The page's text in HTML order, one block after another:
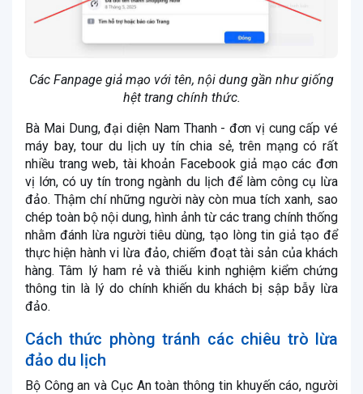
Các Fanpage giả mạo với tên, nội dung gần như giống
hệt trang chính thức.
Bà Mai Dung, đại diện Nam Thanh - đơn vị cung cấp vé
máy bay, tour du lịch uy tín chia sẻ, trên mạng có rất
nhiều trang web, tài khoản Facebook giả mạo các đơn
vị lớn, có uy tín trong ngành du lịch để làm công cụ lừa
đảo. Thậm chí những người này còn mua tích xanh, sao
chép toàn bộ nội dung, hình ảnh từ các trang chính thống
nhằm đánh lừa người tiêu dùng, tạo lòng tin giả tạo để
thực hiện hành vi lừa đảo, chiếm đoạt tài sản của khách
hàng. Tâm lý ham rẻ và thiếu kinh nghiệm kiểm chứng
thông tin là lý do chính khiến du khách bị sập bẫy lừa
đảo.
Cách thức phòng tránh các chiêu trò lừa
đảo du lịch
Bộ Công an và Cục An toàn thông tin khuyến cáo, người